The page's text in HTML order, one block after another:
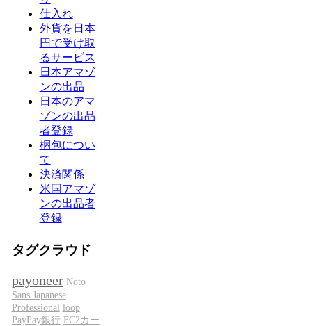
仕入れ
外貨を日本
円で受け取
るサービス
日本アマゾ
ンの出品
日本のアマ
ゾンの出品
者登録
梱包につい
て
決済関係
米国アマゾ
ンの出品者
登録
タグクラウド
payoneer Noto
Sans Japanese
Professional loop
PayPay銀行 FC2カー